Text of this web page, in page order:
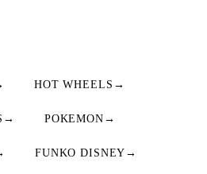
HOT WHEELS →
→ POKEMON →
FUNKO DISNEY →